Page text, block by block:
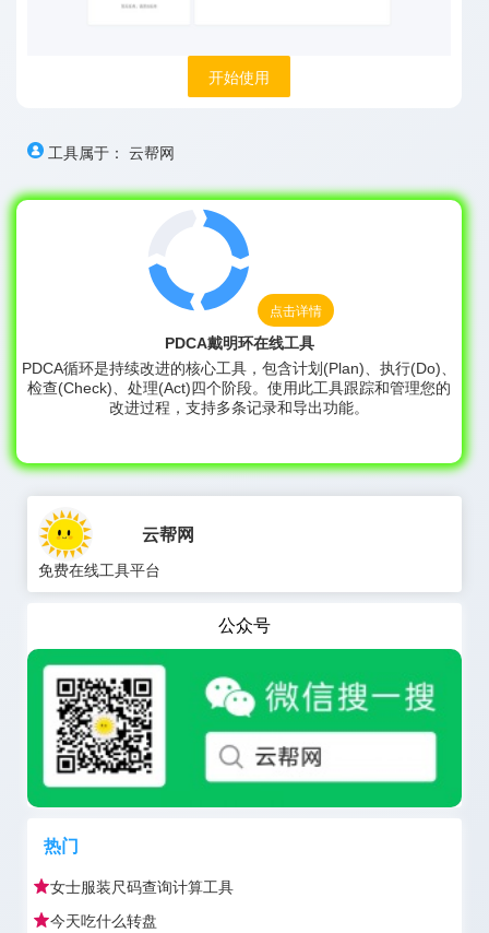
开始使用
工具属于： 云帮网
点击详情
PDCA戴明环在线工具
PDCA循环是持续改进的核心工具，包含计划(Plan)、执行(Do)、
检查(Check)、处理(Act)四个阶段。使用此工具跟踪和管理您的
改进过程，支持多条记录和导出功能。
云帮网
免费在线工具平台
公众号
热门
女士服装尺码查询计算工具
今天吃什么转盘